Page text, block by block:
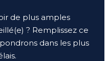
de plus amples
? Remplissez ce
dans les plus